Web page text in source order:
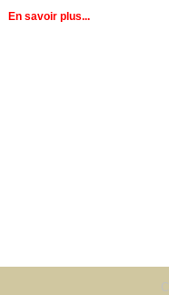
En savoir plus...